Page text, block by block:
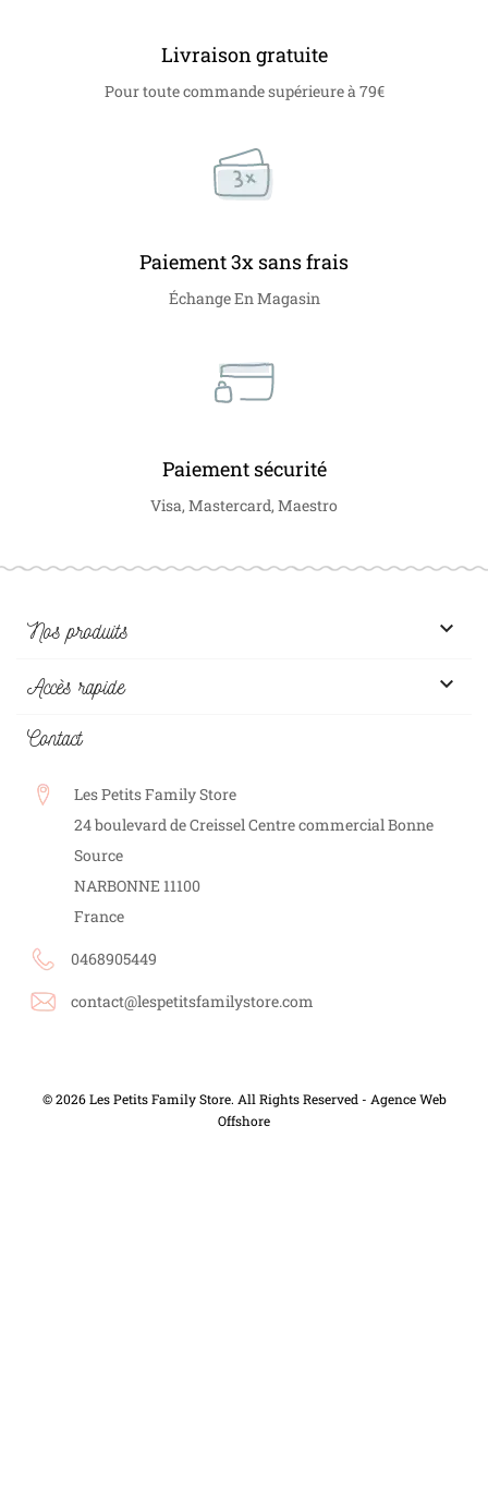
Livraison gratuite
Pour toute commande supérieure à 79€
Paiement 3x sans frais
Échange En Magasin
Paiement sécurité
Visa, Mastercard, Maestro
Nos produits 
Accès rapide 
Contact
Les Petits Family Store
24 boulevard de Creissel Centre commercial Bonne
Source
NARBONNE 11100
France
0468905449
contact@lespetitsfamilystore.com
© 2026 Les Petits Family Store. All Rights Reserved - Agence Web
Offshore